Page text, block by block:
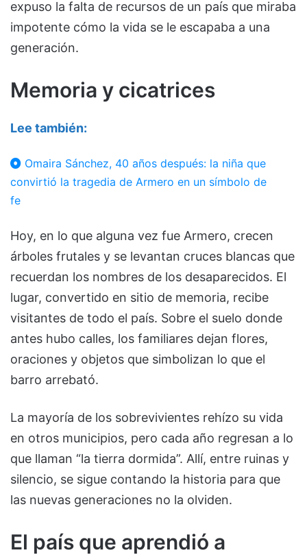
expuso la falta de recursos de un país que miraba
impotente cómo la vida se le escapaba a una
generación.
Memoria y cicatrices
Lee también:
Omaira Sánchez, 40 años después: la niña que
convirtió la tragedia de Armero en un símbolo de
fe
Hoy, en lo que alguna vez fue Armero, crecen
árboles frutales y se levantan cruces blancas que
recuerdan los nombres de los desaparecidos. El
lugar, convertido en sitio de memoria, recibe
visitantes de todo el país. Sobre el suelo donde
antes hubo calles, los familiares dejan flores,
oraciones y objetos que simbolizan lo que el
barro arrebató.
La mayoría de los sobrevivientes rehízo su vida
en otros municipios, pero cada año regresan a lo
que llaman “la tierra dormida”. Allí, entre ruinas y
silencio, se sigue contando la historia para que
las nuevas generaciones no la olviden.
El país que aprendió a